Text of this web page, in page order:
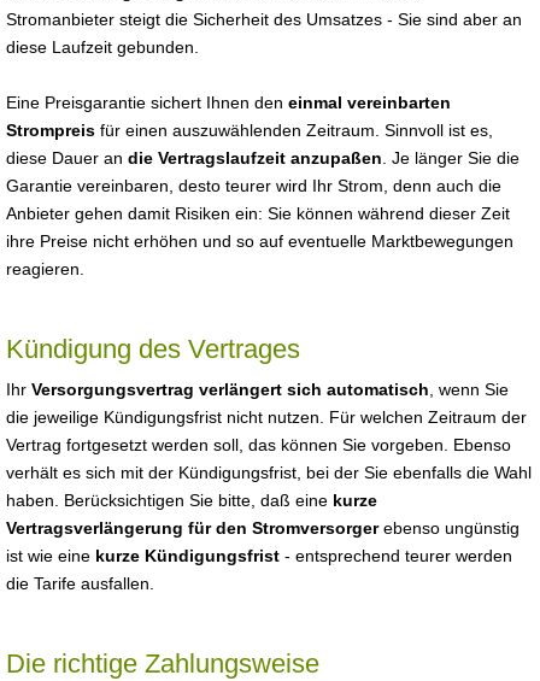
Stromanbieter steigt die Sicherheit des Umsatzes - Sie sind aber an
diese Laufzeit gebunden.
Eine Preisgarantie sichert Ihnen den einmal vereinbarten
Strompreis für einen auszuwählenden Zeitraum. Sinnvoll ist es,
diese Dauer an die Vertragslaufzeit anzupaßen . Je länger Sie die
Garantie vereinbaren, desto teurer wird Ihr Strom, denn auch die
Anbieter gehen damit Risiken ein: Sie können während dieser Zeit
ihre Preise nicht erhöhen und so auf eventuelle Marktbewegungen
reagieren.
Kündigung des Vertrages
Ihr Versorgungsvertrag verlängert sich automatisch , wenn Sie
die jeweilige Kündigungsfrist nicht nutzen. Für welchen Zeitraum der
Vertrag fortgesetzt werden soll, das können Sie vorgeben. Ebenso
verhält es sich mit der Kündigungsfrist, bei der Sie ebenfalls die Wahl
haben. Berücksichtigen Sie bitte, daß eine kurze
Vertragsverlängerung für den Stromversorgerebenso ungünstig
ist wie eine kurze Kündigungsfrist - entsprechend teurer werden
die Tarife ausfallen.
Die richtige Zahlungsweise